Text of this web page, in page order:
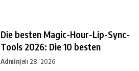
Die besten Magic-Hour-Lip-Sync-
Tools 2026: Die 10 besten
AdminJuli 28, 2026